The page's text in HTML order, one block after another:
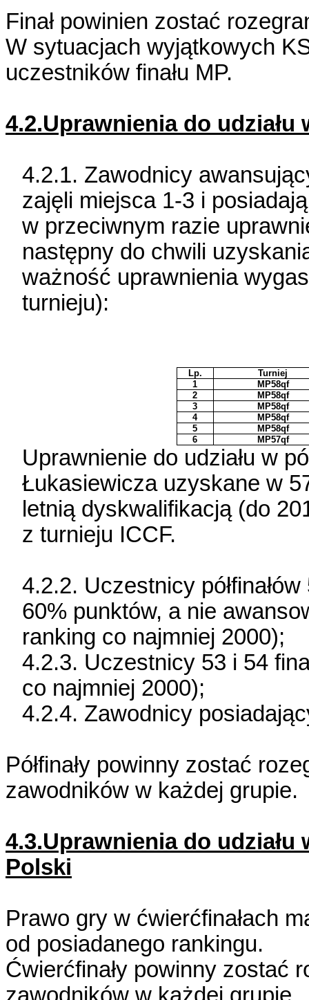
Finał powinien zostać
W sytuacjach wyjątkowych
uczestników finału MP.
4.2.Uprawnienia do udziału
4.2.1. Zawodnicy
zajęli miejsca 1-3 i
w przeciwnym razie
następny do chwili
ważność uprawnienia
turnieju):
Lp.
Turniej
1
MP58qf
2
MP58qf
3
MP58qf
4
MP58qf
5
MP58qf
6
MP57qf
Uprawnienie do udziału w
Łukasiewicza uzyskane w
letnią dyskwalifikacją (do
z turnieju ICCF.
4.2.2. Uczestnicy
60% punktów, a nie
ranking co najmniej 2000);
4.2.3. Uczestnicy 53 i 54
co najmniej 2000);
4.2.4. Zawodnicy
Półfinały powinny zostać
zawodników w każdej grupie.
4.3.Uprawnienia do udziału
Polski
Prawo gry w ćwierćfinałach
od posiadanego rankingu.
Ćwierćfinały powinny zostać